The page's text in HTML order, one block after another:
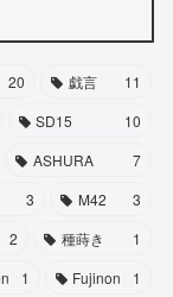
20 戯言
11
SD15
10
ASHURA
7
3 M42
3
2 種蒔き
1
1 Fujinon
1